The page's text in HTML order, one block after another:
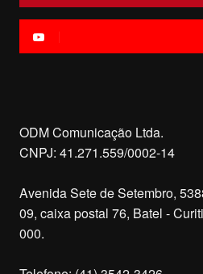
ODM Comunicação Ltda.
CNPJ: 41.271.559/0002-14
Avenida Sete de Setembro,
09, caixa postal 76, Batel -
000.